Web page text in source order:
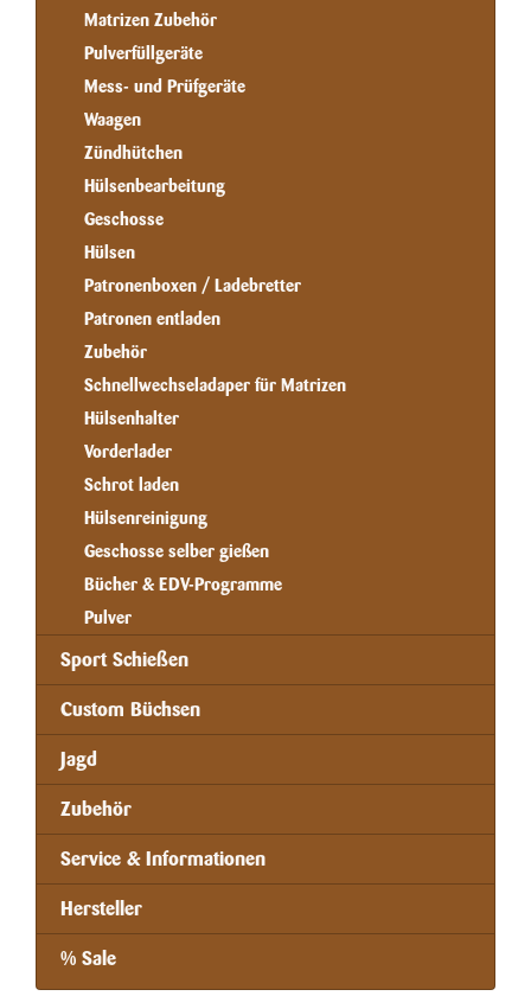
Matrizen Zubehör
Pulverfüllgeräte
Mess- und Prüfgeräte
Waagen
Zündhütchen
Hülsenbearbeitung
Geschosse
Hülsen
Patronenboxen / Ladebretter
Patronen entladen
Zubehör
Schnellwechseladaper für Matrizen
Hülsenhalter
Vorderlader
Schrot laden
Hülsenreinigung
Geschosse selber gießen
Bücher & EDV-Programme
Pulver
Sport Schießen
Custom Büchsen
Jagd
Zubehör
Service & Informationen
Hersteller
% Sale